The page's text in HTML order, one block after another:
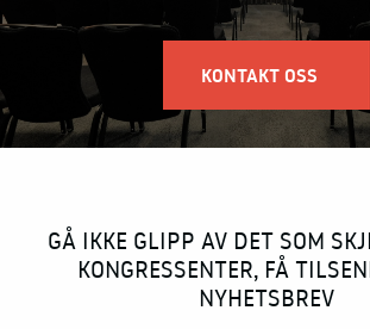
KONTAKT OSS
GÅ IKKE GLIPP AV DET SOM
KONGRESSENTER, FÅ
NYHETSBREV